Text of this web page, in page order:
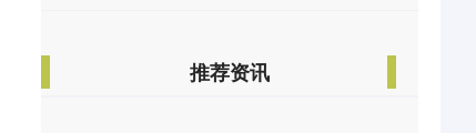
推荐资讯